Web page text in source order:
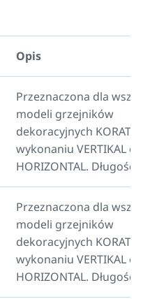
Opis
Przeznaczona dla
modeli grzejników
dekoracyjnych
wykonaniu VERTIKAL
HORIZONTAL. Długość
Przeznaczona dla
modeli grzejników
dekoracyjnych
wykonaniu VERTIKAL
HORIZONTAL. Długość